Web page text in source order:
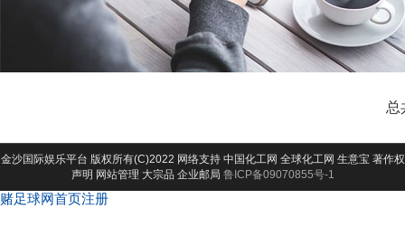
总
金沙国际娱乐平台 版权所有(C)2022 网络支持 中国化工网 全球化工网 生意宝 著作权
声明 网站管理 大宗品 企业邮局 鲁ICP备09070855号-1
赌足球网首页注册